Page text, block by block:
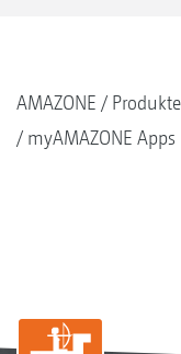
AMAZONE
myAMAZONE Apps